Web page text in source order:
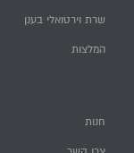
שרת וירטואלי בענן
המלצות
חנות